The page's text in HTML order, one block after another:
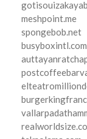
meshpoint.me
spongebob.net
busyboxintl.com